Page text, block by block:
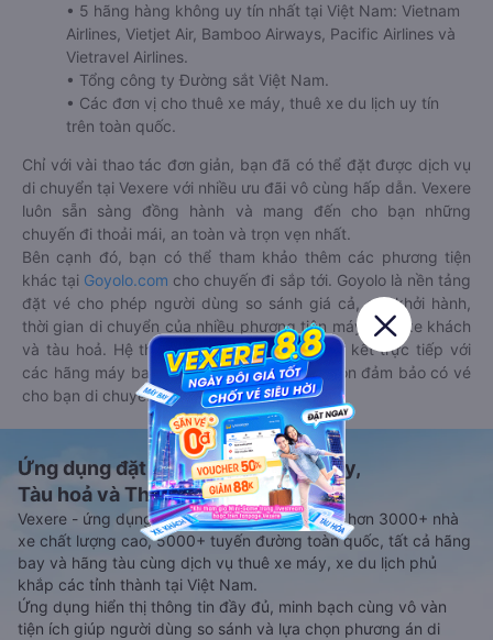
• 5 hãng hàng không uy tín nhất tại Việt Nam: Vietnam
Airlines, Vietjet Air, Bamboo Airways, Pacific Airlines và
Vietravel Airlines.
• Tổng công ty Đường sắt Việt Nam.
• Các đơn vị cho thuê xe máy, thuê xe du lịch uy tín
trên toàn quốc.
Chỉ với vài thao tác đơn giản, bạn đã có thể đặt được dịch vụ
di chuyển tại Vexere với nhiều ưu đãi vô cùng hấp dẫn. Vexere
luôn sẵn sàng đồng hành và mang đến cho bạn những
chuyến đi thoải mái, an toàn và trọn vẹn nhất.
Bên cạnh đó, bạn có thể tham khảo thêm các phương tiện
khác tại Goyolo.com cho chuyến đi sắp tới. Goyolo là nền tảng
đặt vé cho phép người dùng so sánh giá cả, giờ khởi hành,
thời gian di chuyển của nhiều phương tiện máy bay, xe khách
và tàu hoả. Hệ thống của Goyolo được liên kết trực tiếp với
các hãng máy bay, xe khách và tàu hoả, luôn đảm bảo có vé
cho bạn di chuyển.
Ứng dụng đặt vé Xe khách, Máy bay,
Tàu hoả và Thuê xe
Vexere - ứng dụng đặt vé đa phương tiện với hơn 3000+ nhà
xe chất lượng cao, 5000+ tuyến đường toàn quốc, tất cả hãng
bay và hãng tàu cùng dịch vụ thuê xe máy, xe du lịch phủ
khắp các tỉnh thành tại Việt Nam.
Ứng dụng hiển thị thông tin đầy đủ, minh bạch cùng vô vàn
tiện ích giúp người dùng so sánh và lựa chọn phương án di